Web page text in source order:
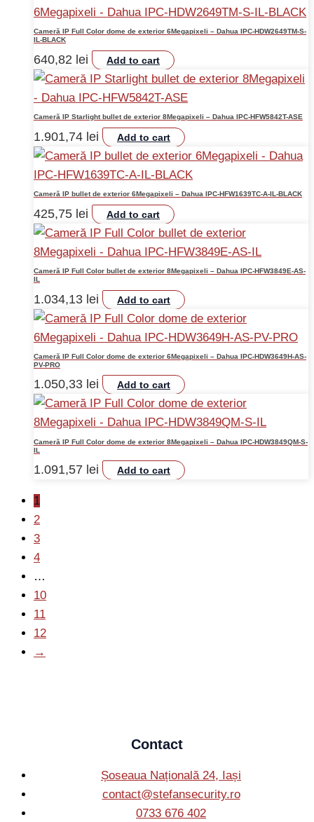
Cameră IP Full Color dome de exterior 6Megapixeli – Dahua IPC-HDW2649TM-S-
IL-BLACK
640,82 lei Add to cart
Cameră IP Starlight bullet de exterior 8Megapixeli – Dahua IPC-HFW5842T-ASE
1.901,74 lei Add to cart
Cameră IP bullet de exterior 6Megapixeli – Dahua IPC-HFW1639TC-A-IL-BLACK
425,75 lei Add to cart
Cameră IP Full Color bullet de exterior 8Megapixeli – Dahua IPC-HFW3849E-AS-
IL
1.034,13 lei Add to cart
Cameră IP Full Color dome de exterior 6Megapixeli – Dahua IPC-HDW3649H-AS-
PV-PRO
1.050,33 lei Add to cart
Cameră IP Full Color dome de exterior 8Megapixeli – Dahua IPC-HDW3849QM-S-
IL
1.091,57 lei Add to cart
1
2
3
4
…
10
11
12
→
Contact
Șoseaua Națională 24, Iași
contact@stefansecurity.ro
0733 676 402